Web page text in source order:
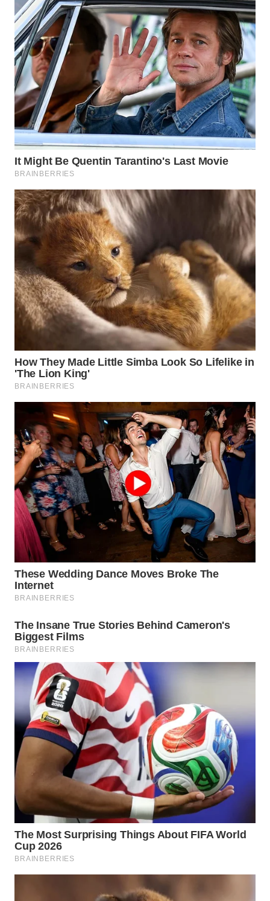
WN
KARAWANG
WN
BEKASI
WN
BOGOR
WN
DEPOK
WN
TAPANULI
UTARA
WN
SAMOSIR
WN
PADANG
LAWAS
WN
SUMEDANG
WN
CIANJUR
WN
KEPULAUAN
SERIBU
WN
TANGERANG
WN
BINJAI
WN
CIREBON
WN
INDRAMAYU
WN
KUNINGAN
WN
MAJALENGKA
WN
WN
PURWAKARTA